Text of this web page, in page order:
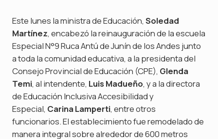
Este lunes la ministra de Educación, Soledad
Martínez, encabezó la reinauguración de la escuela
Especial N°9 Ruca Antú de Junín de los Andes junto
a toda la comunidad educativa, a la presidenta del
Consejo Provincial de Educación (CPE), Glenda
Temi, al intendente, Luis Madueño, y a la directora
de Educación Inclusiva Accesibilidad y
Especial, Carina Lamperti, entre otros
funcionarios. El establecimiento fue remodelado de
manera integral sobre alrededor de 600 metros